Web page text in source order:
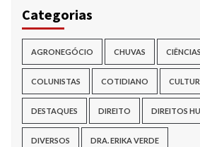
Categorias
AGRONEGÓCIO CHUVAS CIÊNCIAS
COLUNISTAS COTIDIANO
DESTAQUES DIREITO DIREITOS
DIVERSOS DRA. ERIKA VERDE